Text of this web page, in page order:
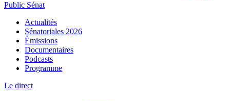
Public Sénat
Actualités
Sénatoriales 2026
Émissions
Documentaires
Podcasts
Programme
Le direct